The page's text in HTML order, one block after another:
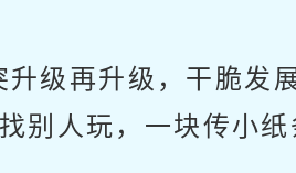
级再升级，干脆发
别人玩，一块传小纸